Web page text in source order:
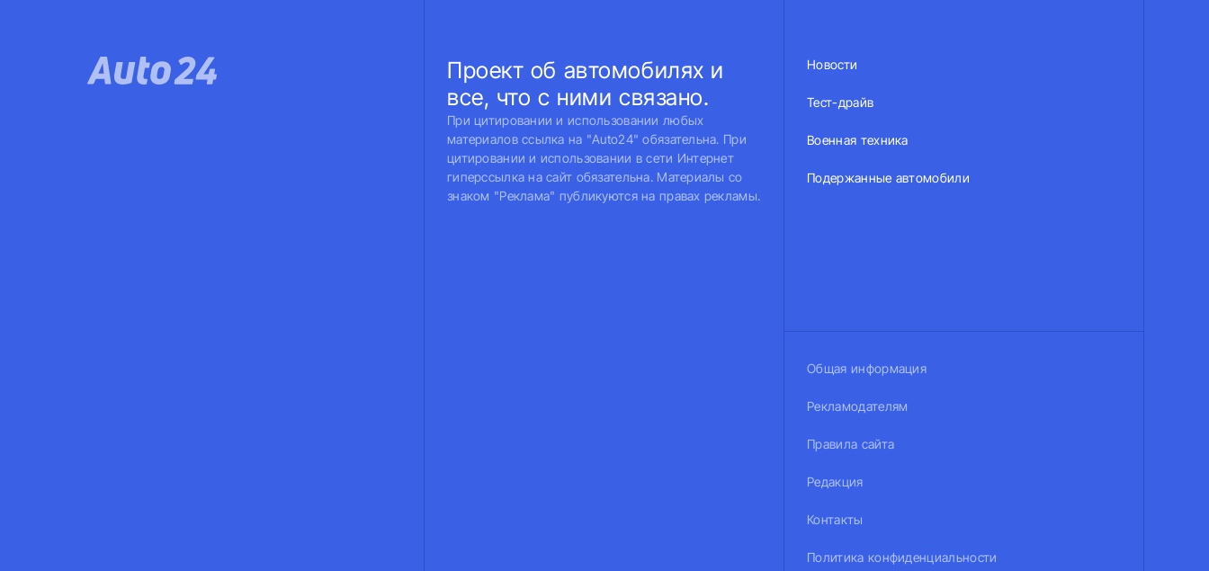
Проект об автомобилях и
все, что с ними связано.
При цитировании и использовании любых
материалов ссылка на "Auto24" обязательна. При
цитировании и использовании в сети Интернет
гиперссылка на сайт обязательна. Материалы со
знаком "Реклама" публикуются на правах рекламы.
Новости
Тест-драйв
Военная техника
Подержанные автомобили
Общая информация
Рекламодателям
Правила сайта
Редакция
Контакты
Политика конфиденциальности